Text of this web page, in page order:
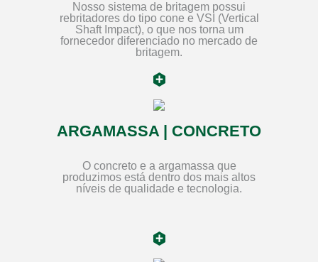
Nosso sistema de britagem possui
rebritadores do tipo cone e VSI (Vertical
Shaft Impact), o que nos torna um
fornecedor diferenciado no mercado de
britagem.
ARGAMASSA | CONCRETO
O concreto e a argamassa que
produzimos está dentro dos mais altos
níveis de qualidade e tecnologia.